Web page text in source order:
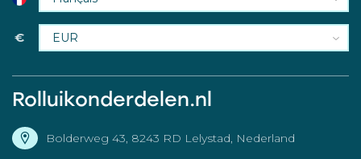
€
Rolluikonderdelen.nl
Bolderweg 43, 8243 RD Lelystad, Nederland